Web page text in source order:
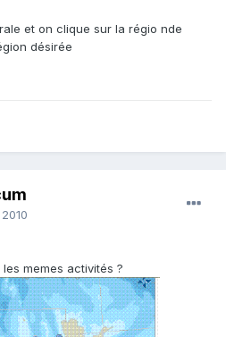
et on clique sur la régio nde
désirée
memes activités ?